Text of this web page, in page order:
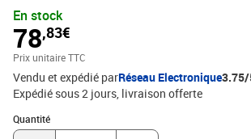
pieds en bois assurent la robustesse et la
réglable : la tête de lit est réglable en hauteur
préférences.Excellent soutien : la tête de lit
soutien du dos lorsque vous êtes assis dans
regarder la télévision. Remarque :La livraison
uniquement la tête de lit. Le cadre de lit et le
inclus. Vous pouvez consulter notre boutique
matelas assortis.Chaque produit est livré avec
En stock
78,83€
Prix unitaire TTC
Vendu et expédié parRéseau Electronique
Expédié sous 2 jours livraison offerte
Quantité
Quantité : 1